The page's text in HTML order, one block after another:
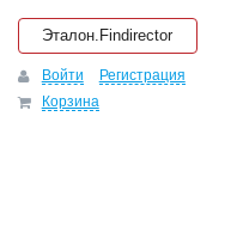
Эталон.Findirector
Войти
Регистрация
Корзина